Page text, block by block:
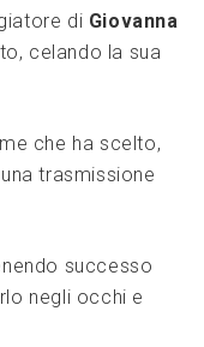
di Giovanna
celando la sua
che ha scelto,
trasmissione
successo
negli occhi e